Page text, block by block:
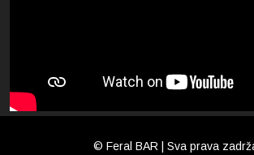
© Feral BAR | Sva prava